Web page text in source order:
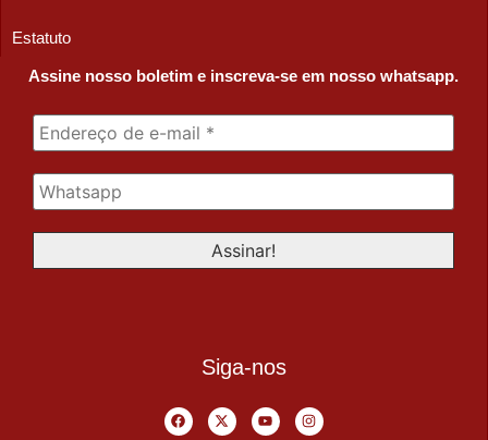
Estatuto
Assine nosso boletim e inscreva-se em nosso whatsapp.
Siga-nos